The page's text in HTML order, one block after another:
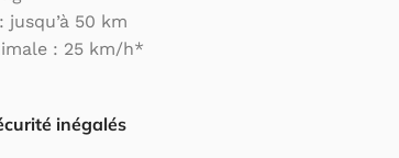
50 km
: 25 km/h*
inégalés